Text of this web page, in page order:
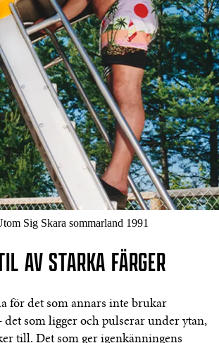
Sig Skara sommarland 1991
AV STARKA FÄRGER
för det som annars inte brukar
det som ligger och pulserar under ytan,
till. Det som ger igenkänningens